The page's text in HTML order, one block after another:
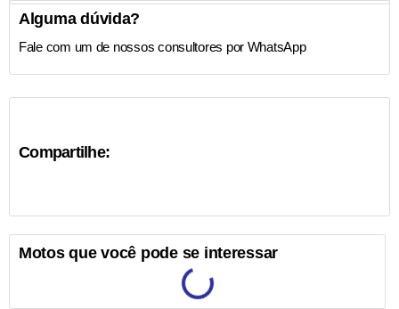
Alguma dúvida?
Fale com um de nossos consultores por WhatsApp
Compartilhe:
Motos que você pode se interessar